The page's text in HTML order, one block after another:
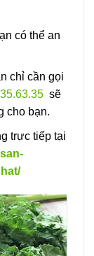
có thể an
chỉ cần gọi
sẽ
cho bạn.
trực tiếp tại